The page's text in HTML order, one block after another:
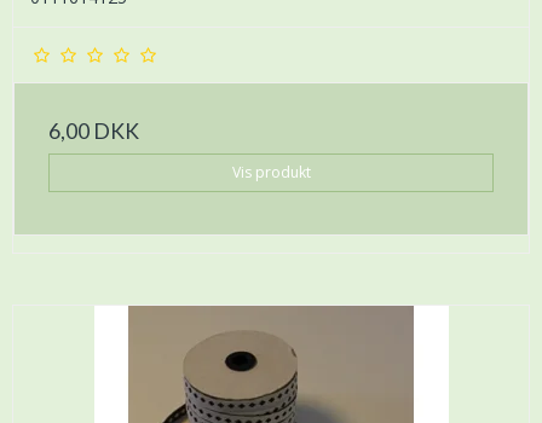
6,00 DKK
Vis produkt